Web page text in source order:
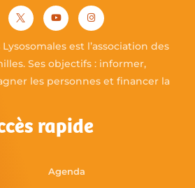
est l’association des
Ses objectifs : informer,
les personnes et financer la
rapide
Agenda